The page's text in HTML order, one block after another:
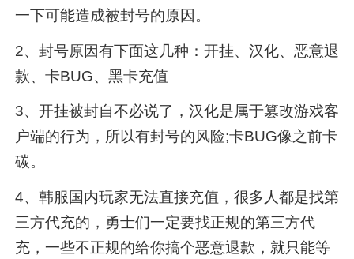
一下可能造成被封号的原因。
2、封号原因有下面这几种：开挂、汉化、恶意退
款、卡BUG、黑卡充值
3、开挂被封自不必说了，汉化是属于篡改游戏客
户端的行为，所以有封号的风险;卡BUG像之前卡
碳。
4、韩服国内玩家无法直接充值，很多人都是找第
三方代充的，勇士们一定要找正规的第三方代
充，一些不正规的给你搞个恶意退款，就只能等